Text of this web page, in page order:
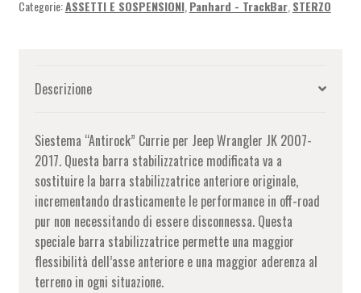
Categorie:ASSETTI E SOSPENSIONI, Panhard - TrackBar, STERZO
Descrizione
Siestema “Antirock” Currie per Jeep Wrangler JK 2007-
2017. Questa barra stabilizzatrice modificata va a
sostituire la barra stabilizzatrice anteriore originale,
incrementando drasticamente le performance in off-road
pur non necessitando di essere disconnessa. Questa
speciale barra stabilizzatrice permette una maggior
flessibilità dell’asse anteriore e una maggior aderenza al
terreno in ogni situazione.